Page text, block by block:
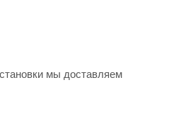
мы доставляем